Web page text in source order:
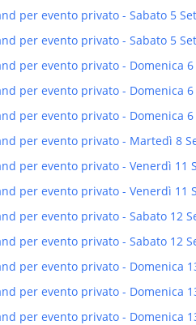
per evento privato - Sabato 5
per evento privato - Sabato 5
per evento privato - Domenica
per evento privato - Domenica
per evento privato - Domenica
per evento privato - Martedì 8
per evento privato - Venerdì 11
per evento privato - Venerdì
per evento privato - Sabato 12
per evento privato - Sabato 12
per evento privato - Domenica
per evento privato - Domenica
per evento privato - Domenica